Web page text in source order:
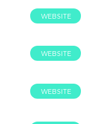
WEBSITE
WEBSITE
WEBSITE